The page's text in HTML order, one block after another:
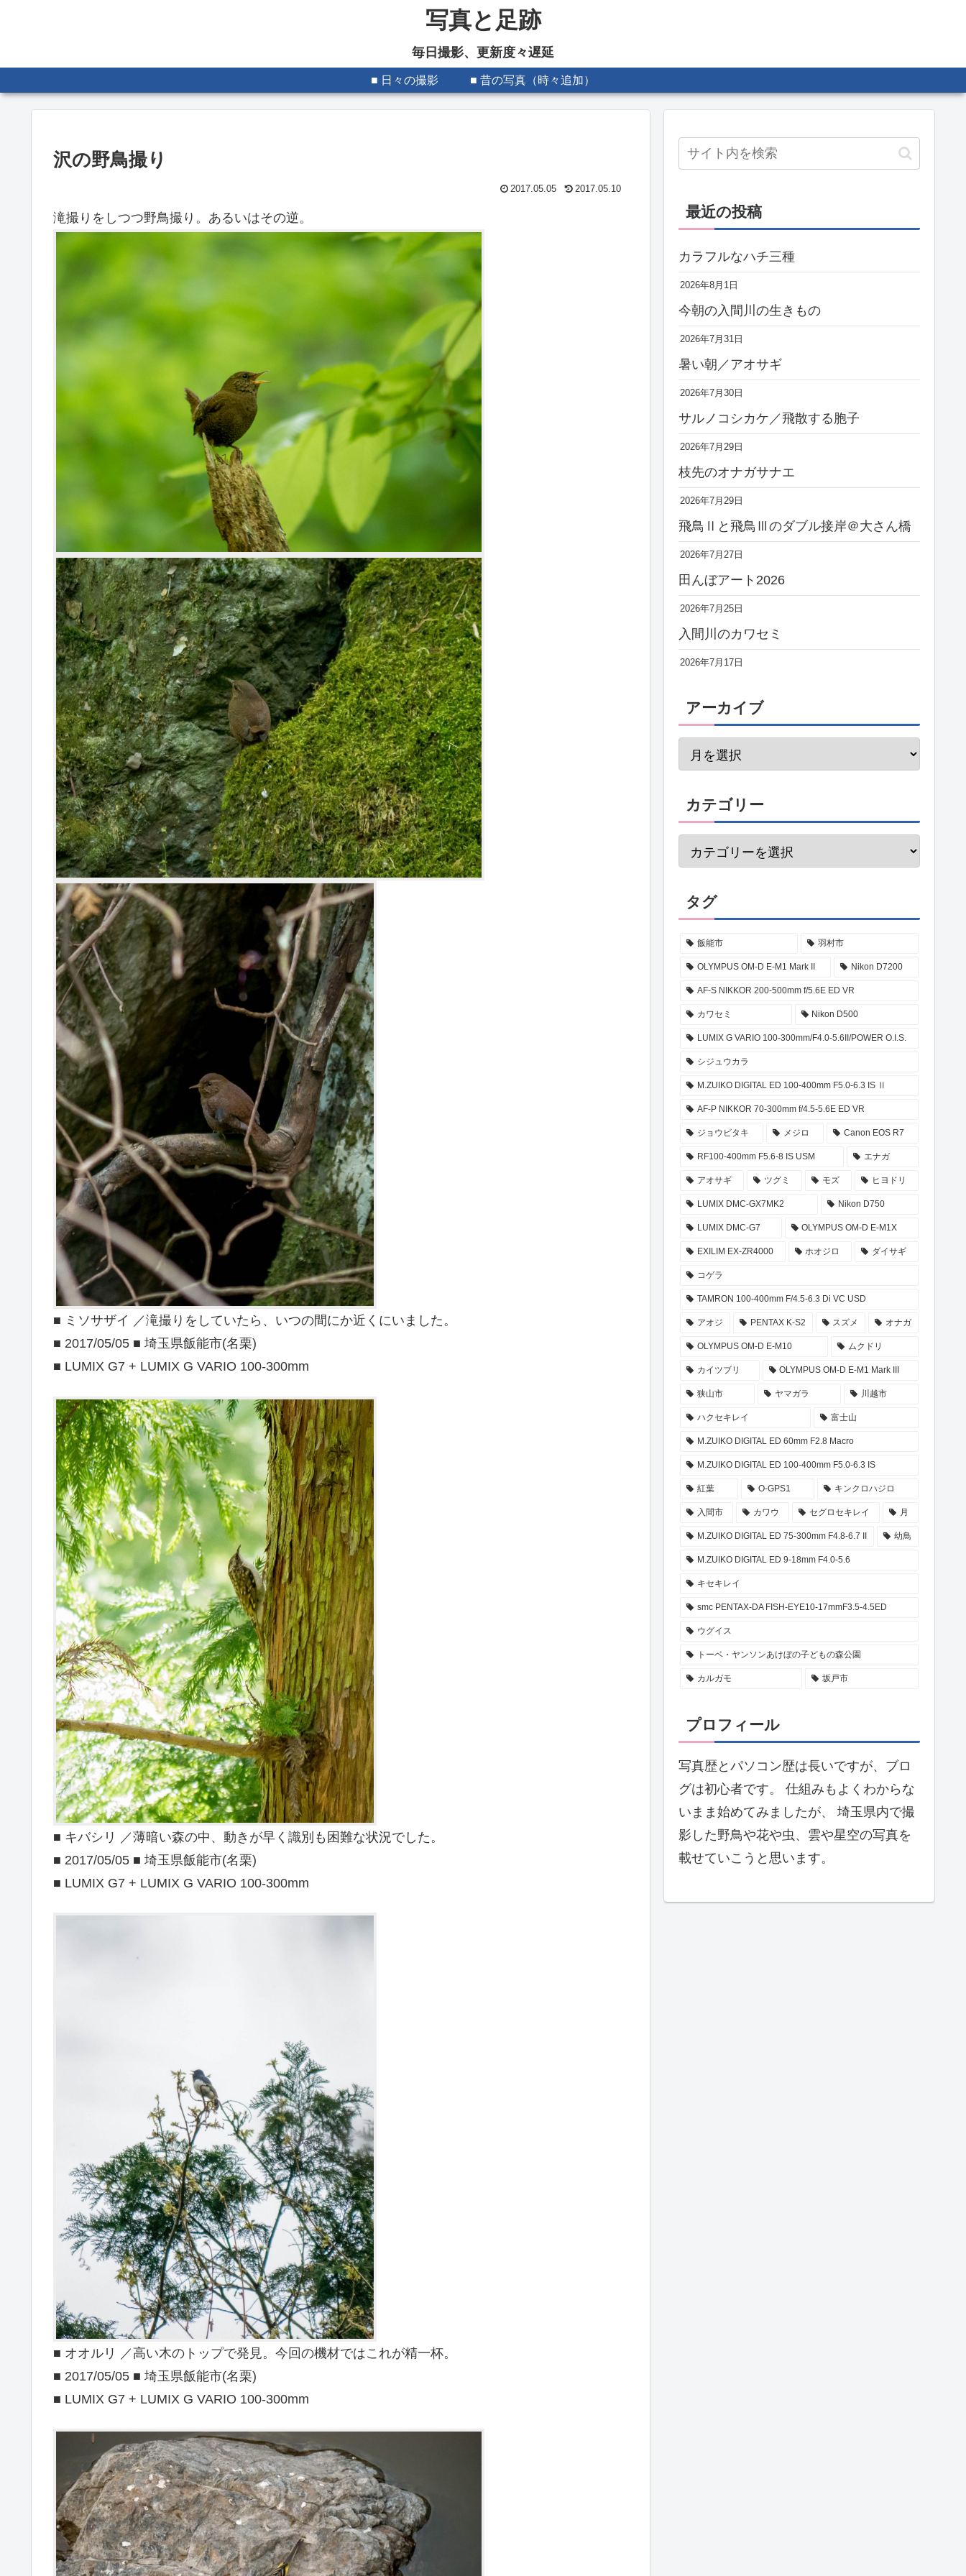
写真と足跡
毎日撮影、更新度々遅延
■ 日々の撮影 ■ 昔の写真（時々追加）
沢の野鳥撮り
2017.05.05 2017.05.10
滝撮りをしつつ野鳥撮り。あるいはその逆。
■ ミソサザイ ／滝撮りをしていたら、いつの間にか近くにいました。
■ 2017/05/05 ■ 埼玉県飯能市(名栗)
■ LUMIX G7 + LUMIX G VARIO 100-300mm
■ キバシリ ／薄暗い森の中、動きが早く識別も困難な状況でした。
■ 2017/05/05 ■ 埼玉県飯能市(名栗)
■ LUMIX G7 + LUMIX G VARIO 100-300mm
■ オオルリ ／高い木のトップで発見。今回の機材ではこれが精一杯。
■ 2017/05/05 ■ 埼玉県飯能市(名栗)
■ LUMIX G7 + LUMIX G VARIO 100-300mm
最近の投稿
カラフルなハチ三種
2026年8月1日
今朝の入間川の生きもの
2026年7月31日
暑い朝／アオサギ
2026年7月30日
サルノコシカケ／飛散する胞子
2026年7月29日
枝先のオナガサナエ
2026年7月29日
飛鳥Ⅱと飛鳥Ⅲのダブル接岸＠大さん橋
2026年7月27日
田んぼアート2026
2026年7月25日
入間川のカワセミ
2026年7月17日
アーカイブ
カテゴリー
タグ
飯能市 羽村市
OLYMPUS OM-D E-M1 Mark II Nikon D7200
AF-S NIKKOR 200-500mm f/5.6E ED VR
カワセミ Nikon D500
LUMIX G VARIO 100-300mm/F4.0-5.6II/POWER O.I.S.
シジュウカラ
M.ZUIKO DIGITAL ED 100-400mm F5.0-6.3 IS Ⅱ
AF-P NIKKOR 70-300mm f/4.5-5.6E ED VR
ジョウビタキ メジロ Canon EOS R7
RF100-400mm F5.6-8 IS USM エナガ
アオサギ ツグミ モズ ヒヨドリ
LUMIX DMC-GX7MK2 Nikon D750
LUMIX DMC-G7 OLYMPUS OM-D E-M1X
EXILIM EX-ZR4000 ホオジロ ダイサギ
コゲラ
TAMRON 100-400mm F/4.5-6.3 Di VC USD
アオジ PENTAX K-S2 スズメ オナガ
OLYMPUS OM-D E-M10 ムクドリ
カイツブリ OLYMPUS OM-D E-M1 Mark III
狭山市 ヤマガラ 川越市
ハクセキレイ 富士山
M.ZUIKO DIGITAL ED 60mm F2.8 Macro
M.ZUIKO DIGITAL ED 100-400mm F5.0-6.3 IS
紅葉 O-GPS1 キンクロハジロ
入間市 カワウ セグロセキレイ 月
M.ZUIKO DIGITAL ED 75-300mm F4.8-6.7 II 幼鳥
M.ZUIKO DIGITAL ED 9-18mm F4.0-5.6
キセキレイ
smc PENTAX-DA FISH-EYE10-17mmF3.5-4.5ED
ウグイス
トーベ・ヤンソンあけぼの子どもの森公園
カルガモ 坂戸市
プロフィール
写真歴とパソコン歴は長いですが、ブロ
グは初心者です。 仕組みもよくわからな
いまま始めてみましたが、 埼玉県内で撮
影した野鳥や花や虫、雲や星空の写真を
載せていこうと思います。